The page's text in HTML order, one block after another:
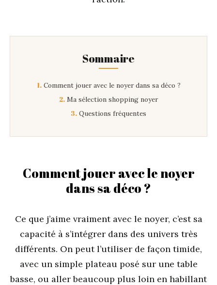
Sommaire
1.Comment jouer avec le noyer dans sa déco ?
2. Ma sélection shopping noyer
3. Questions fréquentes
Comment jouer avec le noyer
dans sa déco ?
Ce que j’aime vraiment avec le noyer, c’est sa
capacité à s’intégrer dans des univers très
différents. On peut l’utiliser de façon timide,
avec un simple plateau posé sur une table
basse, ou aller beaucoup plus loin en habillant